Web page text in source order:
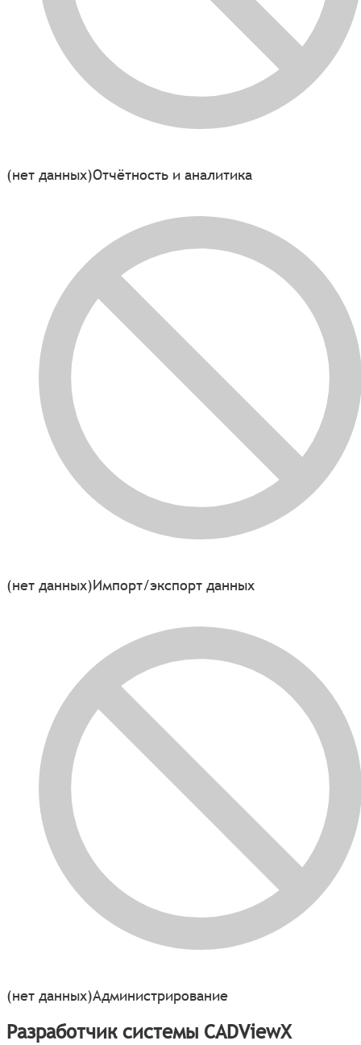
(нет данных)Отчётность и аналитика
(нет данных)Импорт/экспорт данных
(нет данных)Администрирование
Разработчик системы CADViewХ